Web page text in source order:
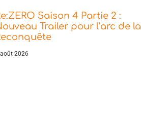
Saison 4 Partie 2 :
Trailer pour l’arc de la
2026